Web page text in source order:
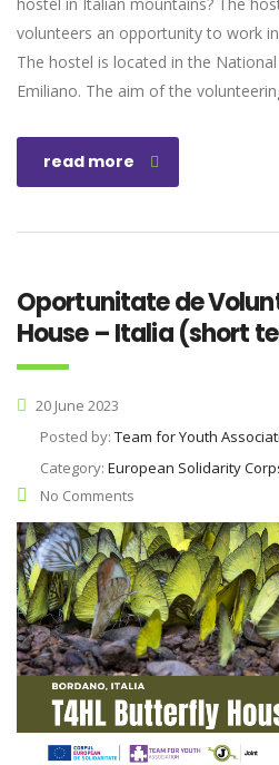
volunteers an opportunity to work
The hostel is located in the
Emiliano. The aim of the
read more
Oportunitate de
House – Italia (short
20 June 2023
Posted by: Team for Youth
Category: European Solidarity
No Comments